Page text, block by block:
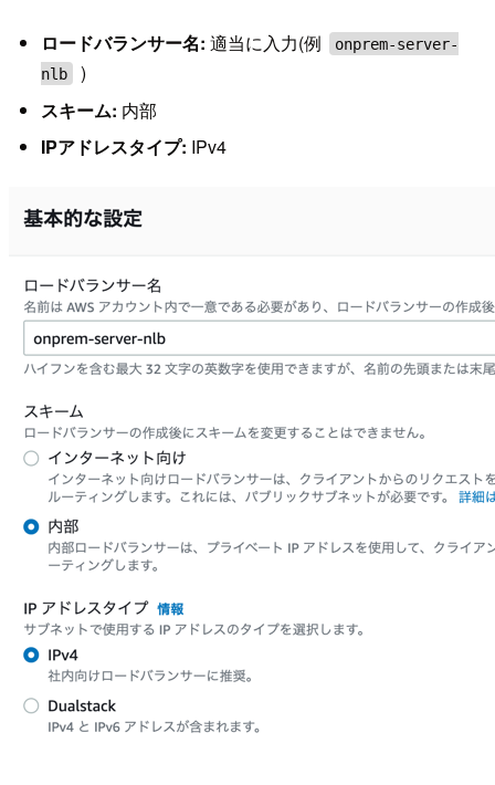
ロードバランサー名: 適当に入力(例
onprem-server-
nlb
)
スキーム: 内部
IPアドレスタイプ: IPv4